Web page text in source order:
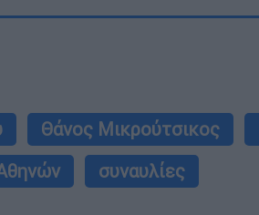
Θάνος Μικρούτσικος
συναυλίες